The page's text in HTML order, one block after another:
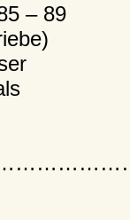
– 89